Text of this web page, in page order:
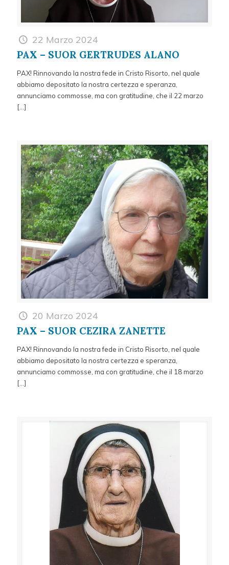
22 Marzo 2024
PAX – SUOR GERTRUDES ALANO
PAX! Rinnovando la nostra fede in Cristo Risorto, nel quale
abbiamo depositato la nostra certezza e speranza,
annunciamo commosse, ma con gratitudine, che il 22 marzo
[…]
20 Marzo 2024
PAX – SUOR CEZIRA ZANETTE
PAX! Rinnovando la nostra fede in Cristo Risorto, nel quale
abbiamo depositato la nostra certezza e speranza,
annunciamo commosse, ma con gratitudine, che il 18 marzo
[…]